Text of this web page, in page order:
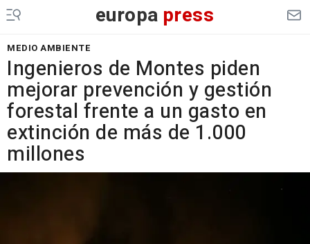
europa press
MEDIO AMBIENTE
Ingenieros de Montes piden
mejorar prevención y gestión
forestal frente a un gasto en
extinción de más de 1.000
millones